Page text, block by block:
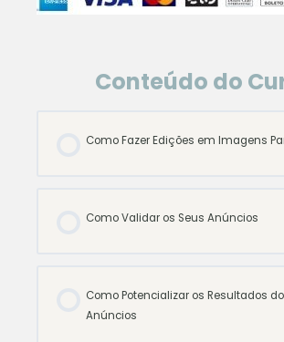
Conteúdo do
Como Fazer Edições em Imagens
Como Validar os Seus Anúncios
Como Potencializar os Resultados
Anúncios